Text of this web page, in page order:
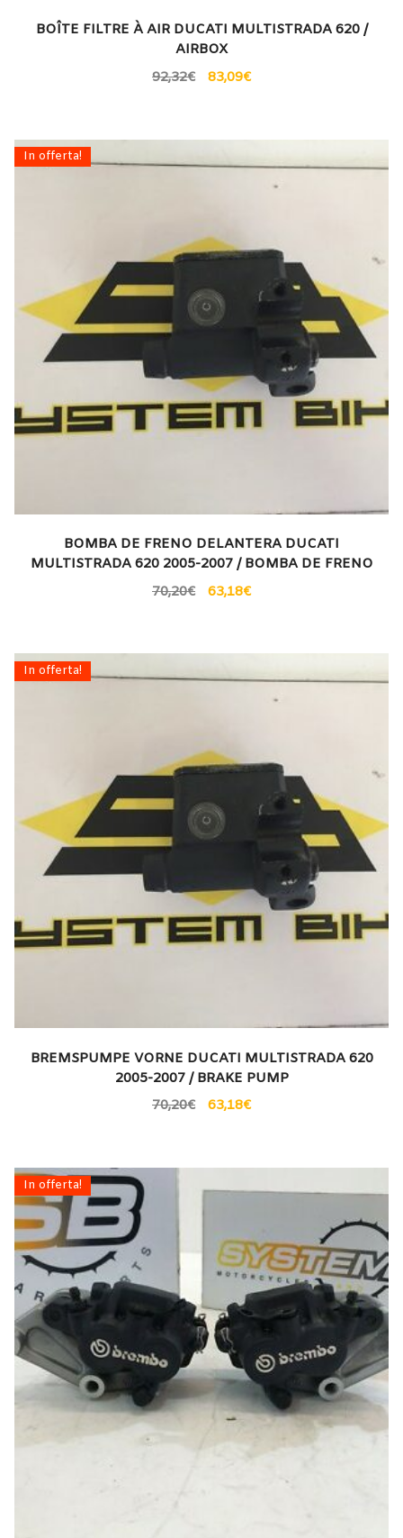
BOÎTE FILTRE À AIR DUCATI MULTISTRADA 620 /
AIRBOX
92,32€ 83,09€
In offerta!
BOMBA DE FRENO DELANTERA DUCATI
MULTISTRADA 620 2005-2007 / BOMBA DE FRENO
70,20€ 63,18€
In offerta!
BREMSPUMPE VORNE DUCATI MULTISTRADA 620
2005-2007 / BRAKE PUMP
70,20€ 63,18€
In offerta!